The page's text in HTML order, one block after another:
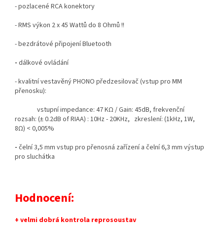
- pozlacené RCA konektory
- RMS výkon 2 x 45 Wattů do 8 Ohmů !!
- bezdrátové připojení Bluetooth
- dálkové ovládání
- kvalitní vestavěný PHONO předzesilovač (vstup pro MM
přenosku):
vstupní impedance: 47 KΩ / Gain: 45dB, frekvenční
rozsah: (± 0.2dB of RIAA) : 10Hz - 20KHz, zkreslení: (1kHz, 1W,
8Ω) < 0,005%
- čelní 3,5 mm vstup pro přenosná zařízení a čelní 6,3 mm výstup
pro sluchátka
Hodnocení:
+ velmi dobrá kontrola reprosoustav